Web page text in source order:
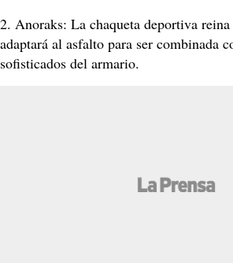
2. Anoraks: La chaqueta deportiva
adaptará al asfalto para ser combinada
sofisticados del armario.